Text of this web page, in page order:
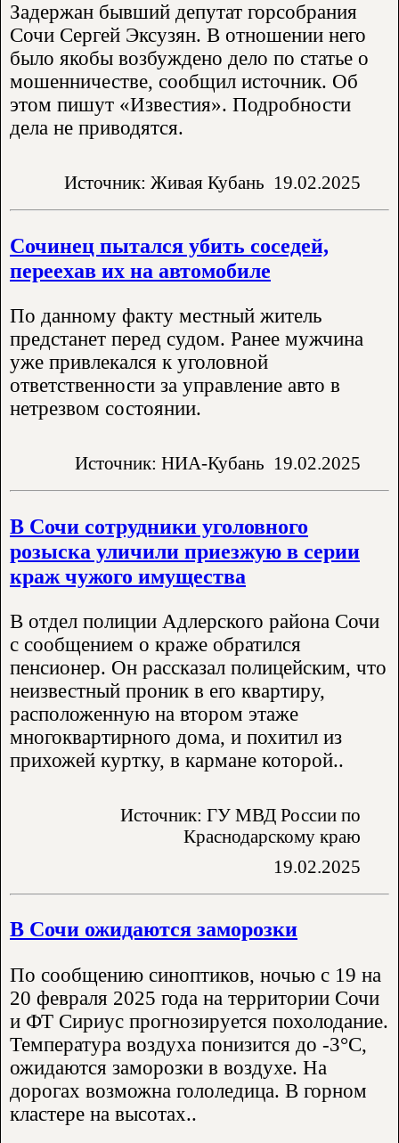
Задержан бывший депутат горсобрания
Сочи Сергей Эксузян. В отношении него
было якобы возбуждено дело по статье о
мошенничестве, сообщил источник. Об
этом пишут «Известия». Подробности
дела не приводятся.
Источник: Живая Кубань 19.02.2025
Сочинец пытался убить соседей,
переехав их на автомобиле
По данному факту местный житель
предстанет перед судом. Ранее мужчина
уже привлекался к уголовной
ответственности за управление авто в
нетрезвом состоянии.
Источник: НИА-Кубань 19.02.2025
В Сочи сотрудники уголовного
розыска уличили приезжую в серии
краж чужого имущества
В отдел полиции Адлерского района Сочи
с сообщением о краже обратился
пенсионер. Он рассказал полицейским, что
неизвестный проник в его квартиру,
расположенную на втором этаже
многоквартирного дома, и похитил из
прихожей куртку, в кармане которой..
Источник: ГУ МВД России по
Краснодарскому краю
19.02.2025
В Сочи ожидаются заморозки
По сообщению синоптиков, ночью с 19 на
20 февраля 2025 года на территории Сочи
и ФТ Сириус прогнозируется похолодание.
Температура воздуха понизится до -3°С,
ожидаются заморозки в воздухе. На
дорогах возможна гололедица. В горном
кластере на высотах..